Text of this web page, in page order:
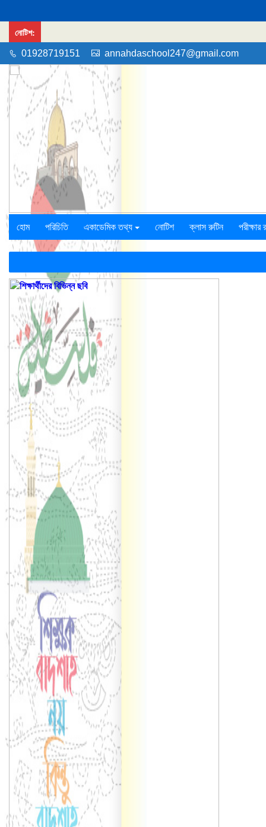
নোটিশ:
01928719151 annahdaschool247@gmail.com
হোম পরিচিতি একাডেমিক তথ্য নোটিশ ক্লাস রুটিন পরীক্ষার